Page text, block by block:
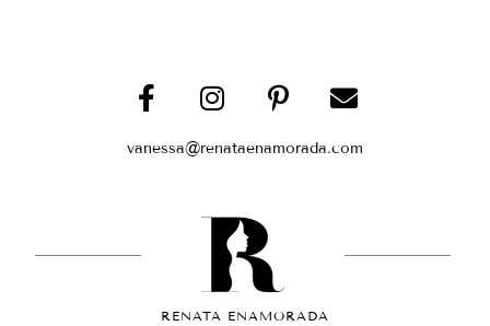
vanessa@renataenamorada.com
RENATA ENAMORADA